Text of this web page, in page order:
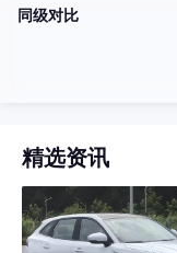
同级对比
精选资讯